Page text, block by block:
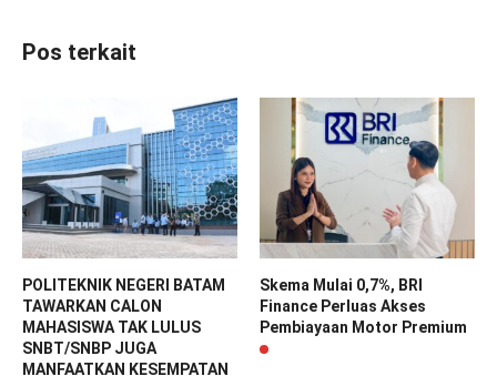
Pos terkait
POLITEKNIK NEGERI BATAM
TAWARKAN CALON
MAHASISWA TAK LULUS
SNBT/SNBP JUGA
MANFAATKAN KESEMPATAN
Skema Mulai 0,7%, BRI
Finance Perluas Akses
Pembiayaan Motor Premium